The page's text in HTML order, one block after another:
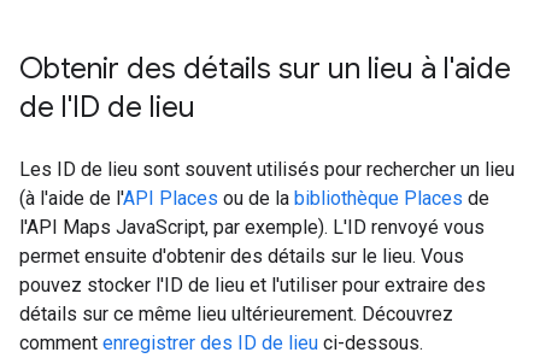
Obtenir des détails sur un lieu à l'aide
de l'ID de lieu
Les ID de lieu sont souvent utilisés pour rechercher un lieu
(à l'aide de l'API Places ou de la bibliothèque Places de
l'API Maps JavaScript, par exemple). L'ID renvoyé vous
permet ensuite d'obtenir des détails sur le lieu. Vous
pouvez stocker l'ID de lieu et l'utiliser pour extraire des
détails sur ce même lieu ultérieurement. Découvrez
comment enregistrer des ID de lieu ci-dessous.